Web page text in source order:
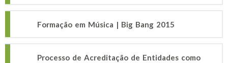
Formação em Música | Big Bang 2015
Processo de Acreditação de Entidades como